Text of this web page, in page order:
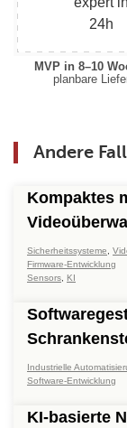
MVP in 8–10
planbare
Andere
Kompaktes
Sicherheitssysteme
Firmware-Entwicklung
Sensors
KI
Industrielle
Software-Entwicklung
KI-basierte